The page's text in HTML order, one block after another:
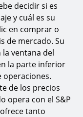
decidir si es
y cuál es su
en comprar o
de mercado. Su
ventana del
la parte inferior
operaciones.
de los precios
opera con el S&P
ofrece tanto